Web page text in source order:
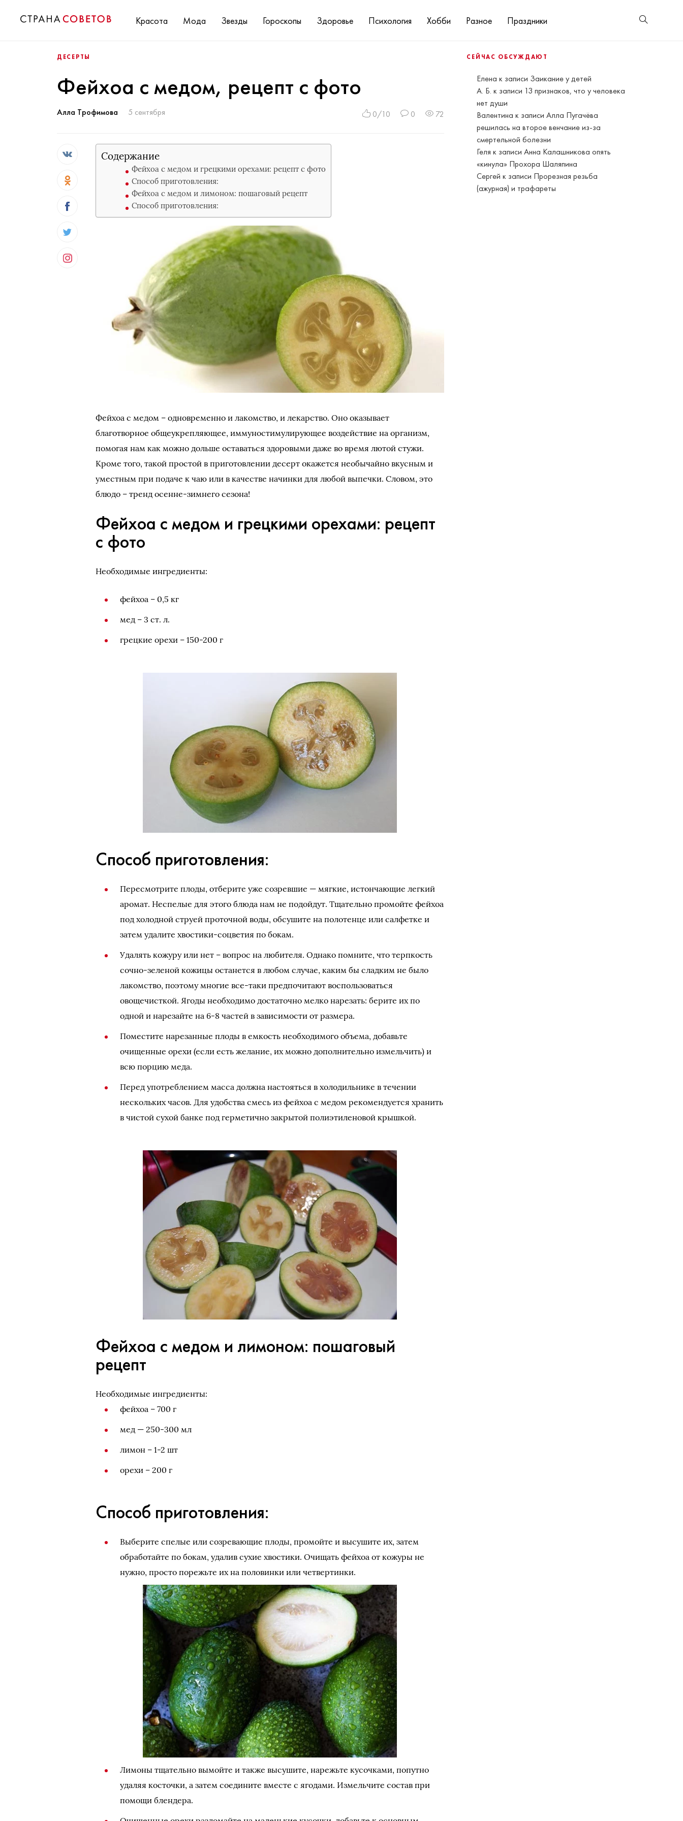
Красота Мода Звезды Гороскопы Здоровье Психология Хобби Разное Праздники
СЕЙЧАС ОБСУЖДАЮТ
Елена к записи Заикание у детей
А. Б. к записи 13 признаков, что у человека
нет души
Валентина к записиАлла Пугачёва
решилась на второе венчание из-за
смертельной болезни
Геля к записиАнна Калашникова опять
«кинула» Прохора Шаляпина
Сергей к записи Прорезная резьба
(ажурная) и трафареты
ДЕСЕРТЫ
Фейхоа с медом, рецепт с фото
Алла Трофимова 5 сентября 0/10 0 72
Содержание
Фейхоа с медом и грецкими орехами: рецепт с фото
Способ приготовления:
Фейхоа с медом и лимоном: пошаговый рецепт
Способ приготовления:
Фейхоа с медом – одновременно и лакомство, и лекарство. Оно оказывает
благотворное общеукрепляющее, иммуностимулирующее воздействие на организм,
помогая нам как можно дольше оставаться здоровыми даже во время лютой стужи.
Кроме того, такой простой в приготовлении десерт окажется необычайно вкусным и
уместным при подаче к чаю или в качестве начинки для любой выпечки. Словом, это
блюдо – тренд осенне-зимнего сезона!
Фейхоа с медом и грецкими орехами: рецепт
с фото
Необходимые ингредиенты:
фейхоа – 0,5 кг
мед – 3 ст. л.
грецкие орехи – 150-200 г
Способ приготовления:
Пересмотрите плоды, отберите уже созревшие — мягкие, истончающие легкий
аромат. Неспелые для этого блюда нам не подойдут. Тщательно промойте фейхоа
под холодной струей проточной воды, обсушите на полотенце или салфетке и
затем удалите хвостики-соцветия по бокам.
Удалять кожуру или нет – вопрос на любителя. Однако помните, что терпкость
сочно-зеленой кожицы останется в любом случае, каким бы сладким не было
лакомство, поэтому многие все-таки предпочитают воспользоваться
овощечисткой. Ягоды необходимо достаточно мелко нарезать: берите их по
одной и нарезайте на 6-8 частей в зависимости от размера.
Поместите нарезанные плоды в емкость необходимого объема, добавьте
очищенные орехи (если есть желание, их можно дополнительно измельчить) и
всю порцию меда.
Перед употреблением масса должна настояться в холодильнике в течении
нескольких часов. Для удобства смесь из фейхоа с медом рекомендуется хранить
в чистой сухой банке под герметично закрытой полиэтиленовой крышкой.
Фейхоа с медом и лимоном: пошаговый
рецепт
Необходимые ингредиенты:
фейхоа – 700 г
мед — 250-300 мл
лимон – 1-2 шт
орехи – 200 г
Способ приготовления:
Выберите спелые или созревающие плоды, промойте и высушите их, затем
обработайте по бокам, удалив сухие хвостики. Очищать фейхоа от кожуры не
нужно, просто порежьте их на половинки или четвертинки.
Лимоны тщательно вымойте и также высушите, нарежьте кусочками, попутно
удаляя косточки, а затем соедините вместе с ягодами. Измельчите состав при
помощи блендера.